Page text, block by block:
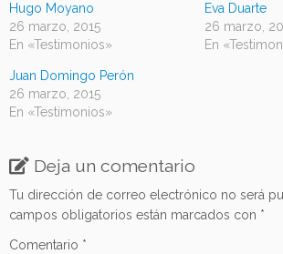
Hugo Moyano
26 marzo, 2015
En «Testimonios»
Eva Duarte
26 marzo,
En
Juan Domingo Perón
26 marzo, 2015
En «Testimonios»
Deja un comentario
Tu dirección de correo electrónico no será
campos obligatorios están marcados con *
Comentario *